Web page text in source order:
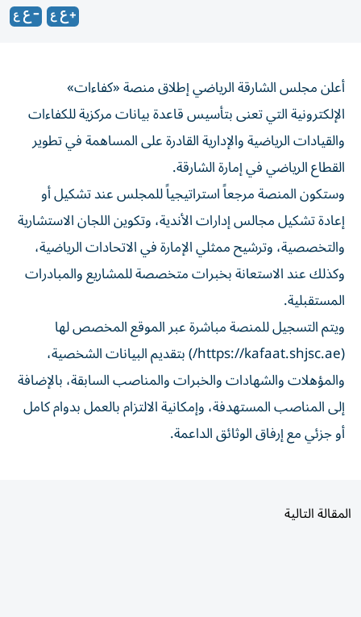
أعلن مجلس الشارقة الرياضي إطلاق منصة «كفاءات»
الإلكترونية التي تعنى بتأسيس قاعدة بيانات مركزية للكفاءات
والقيادات الرياضية والإدارية القادرة على المساهمة في تطوير
القطاع الرياضي في إمارة الشارقة.
وستكون المنصة مرجعاً استراتيجياً للمجلس عند تشكيل أو
إعادة تشكيل مجالس إدارات الأندية، وتكوين اللجان الاستشارية
والتخصصية، وترشيح ممثلي الإمارة في الاتحادات الرياضية،
وكذلك عند الاستعانة بخبرات متخصصة للمشاريع والمبادرات
المستقبلية.
ويتم التسجيل للمنصة مباشرة عبر الموقع المخصص لها
(https://kafaat.shjsc.ae/) بتقديم البيانات الشخصية،
والمؤهلات والشهادات والخبرات والمناصب السابقة، بالإضافة
إلى المناصب المستهدفة، وإمكانية الالتزام بالعمل بدوام كامل
أو جزئي مع إرفاق الوثائق الداعمة.